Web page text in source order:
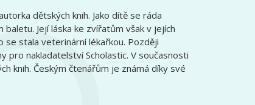
dětských knih. Jako dítě se ráda
Její láska ke zvířatům však v jejích
se stala veterinární lékařkou. Později
pro nakladatelství Scholastic. V současnosti
knih. Českým čtenářům je známá díky své